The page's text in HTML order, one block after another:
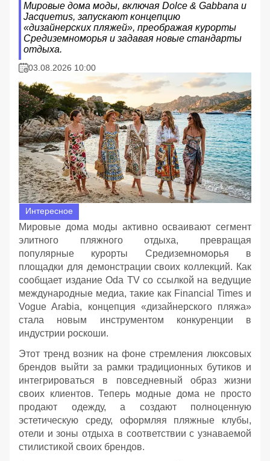
Мировые дома моды, включая Dolce & Gabbana и
Jacquemus, запускают концепцию
«дизайнерских пляжей», преображая курорты
Средиземноморья и задавая новые стандарты
отдыха.
03.08.2026 10:00
Интересное
Мировые дома моды активно осваивают сегмент
элитного пляжного отдыха, превращая
популярные курорты Средиземноморья в
площадки для демонстрации своих коллекций. Как
сообщает издание Oda TV со ссылкой на ведущие
международные медиа, такие как Financial Times и
Vogue Arabia, концепция «дизайнерского пляжа»
стала новым инструментом конкуренции в
индустрии роскоши.
Этот тренд возник на фоне стремления люксовых
брендов выйти за рамки традиционных бутиков и
интегрироваться в повседневный образ жизни
своих клиентов. Теперь модные дома не просто
продают одежду, а создают полноценную
эстетическую среду, оформляя пляжные клубы,
отели и зоны отдыха в соответствии с узнаваемой
стилистикой своих брендов.